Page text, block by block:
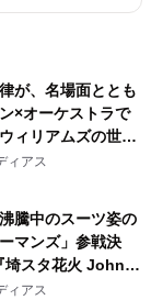
が、名場面ととも
×オーケストラで
ィリアムズの世
アムズ：シネマ・
コンサート 開催決
ィアス
騰中のスーツ姿の
マンズ」参戦決
埼スタ花火 John
2026』を大迫力
ィアス